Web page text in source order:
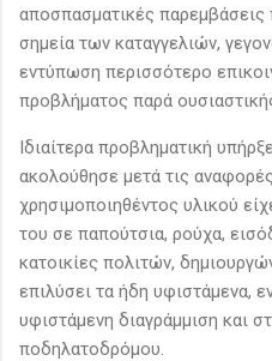
αποσπασματικές παρεμβάσεις
σημεία των καταγγελιών,
εντύπωση περισσότερο
προβλήματος παρά
Ιδιαίτερα προβληματική
ακολούθησε μετά τις
χρησιμοποιηθέντος υλικού
του σε παπούτσια, ρούχα,
κατοικίες πολιτών,
επιλύσει τα ήδη υφιστάμενα,
υφιστάμενη διαγράμμιση και
ποδηλατοδρόμου.